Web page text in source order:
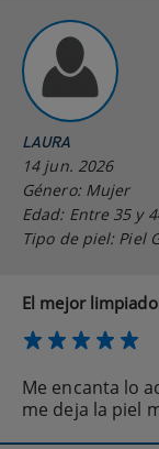
LAURA
14 jun. 2026
Género: Mujer
Edad: Entre 35 y
Tipo de piel: Piel
El mejor
Me encanta lo
me deja la piel